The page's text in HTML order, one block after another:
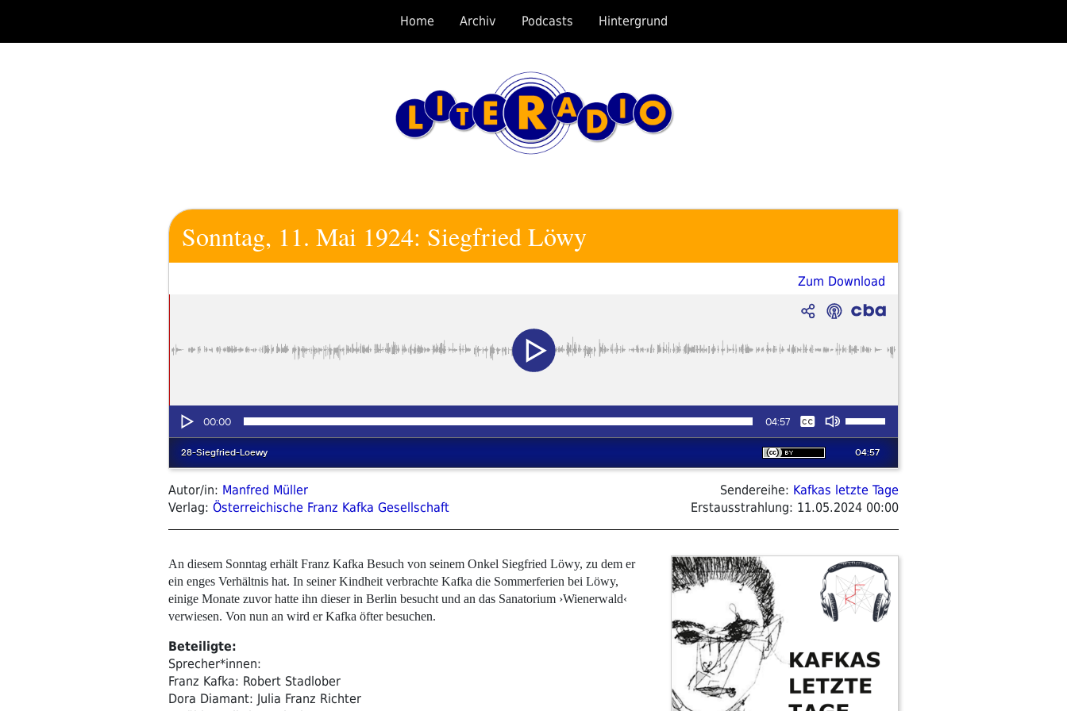
springen
Home Archiv Podcasts Hintergrund
Sonntag, 11. Mai 1924: Siegfried Löwy
Zum Download
Autor/in: Manfred Müller
Verlag: Österreichische Franz Kafka Gesellschaft
Sendereihe: Kafkas letzte Tage
Erstausstrahlung: 11.05.2024 00:00
An diesem Sonntag erhält Franz Kafka Besuch von seinem Onkel Siegfried Löwy, zu dem er
ein enges Verhältnis hat. In seiner Kindheit verbrachte Kafka die Sommerferien bei Löwy,
einige Monate zuvor hatte ihn dieser in Berlin besucht und an das Sanatorium ›Wienerwald‹
verwiesen. Von nun an wird er Kafka öfter besuchen.
Beteiligte:
Sprecher*innen:
Franz Kafka: Robert Stadlober
Dora Diamant: Julia Franz Richter